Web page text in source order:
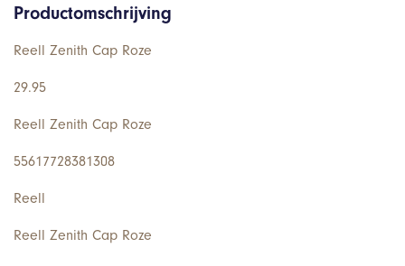
Productomschrijving
Reell Zenith Cap Roze
29.95
Reell Zenith Cap Roze
55617728381308
Reell
Reell Zenith Cap Roze